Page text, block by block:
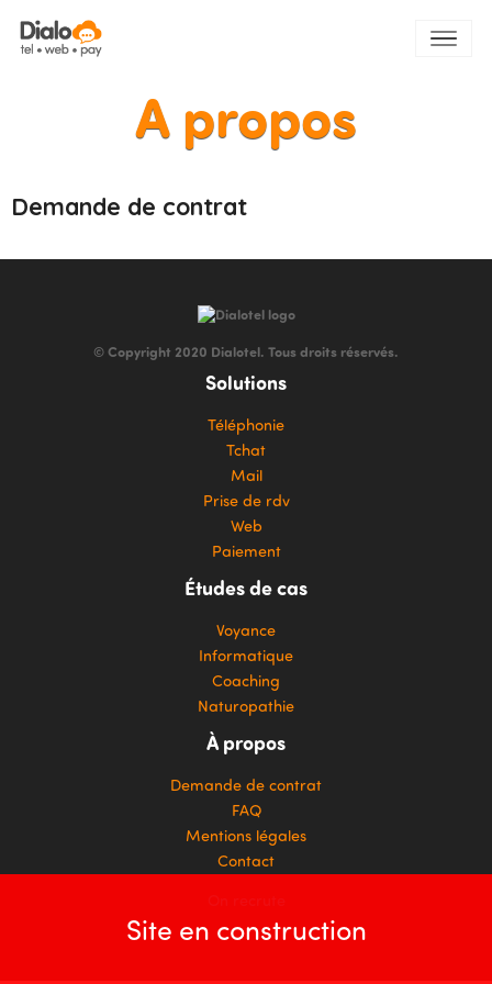
A propos
Demande de contrat
© Copyright 2020 Dialotel. Tous droits réservés.
Solutions
Téléphonie
Tchat
Mail
Prise de rdv
Web
Paiement
Études de cas
Voyance
Informatique
Coaching
Naturopathie
À propos
Demande de contrat
FAQ
Mentions légales
Contact
Site en construction